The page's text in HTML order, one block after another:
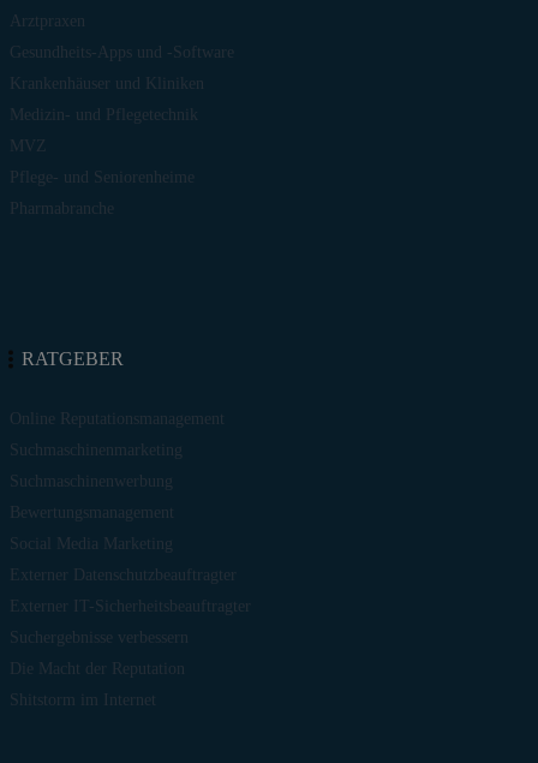
Arztpraxen
Gesundheits-Apps und -Software
Krankenhäuser und Kliniken
Medizin- und Pflegetechnik
MVZ
Pflege- und Seniorenheime
Pharmabranche
RATGEBER
Online Reputationsmanagement
Suchmaschinenmarketing
Suchmaschinenwerbung
Bewertungsmanagement
Social Media Marketing
Externer Datenschutzbeauftragter
Externer IT-Sicherheitsbeauftragter
Suchergebnisse verbessern
Die Macht der Reputation
Shitstorm im Internet